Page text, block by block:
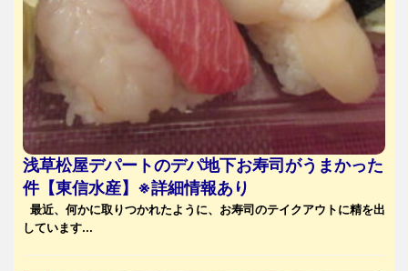
浅草松屋デパートのデパ地下お寿司がうまかった
件【東信水産】※詳細情報あり
最近、何かに取りつかれたように、お寿司のテイクアウトに精を出
しています...